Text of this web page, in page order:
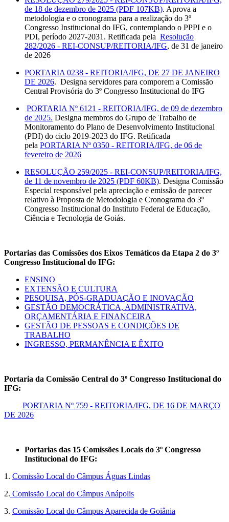
de 18 de dezembro de 2025 (PDF 107KB). Aprova a
metodologia e o cronograma para a realização do 3º
Congresso Institucional do IFG, contemplando o PPPI e o
PDI, período 2027-2031. Retificada pela Resolução
282/2026 - REI-CONSUP/REITORIA/IFG, de 31 de janeiro
de 2026
PORTARIA 0238 - REITORIA/IFG, DE 27 DE JANEIRO
DE 2026. Designa servidores para comporem a Comissão
Central Provisória do 3º Congresso Institucional do IFG
PORTARIA Nº 6121 - REITORIA/IFG, de 09 de dezembro
de 2025. Designa membros do Grupo de Trabalho de
Monitoramento do Plano de Desenvolvimento Institucional
(PDI) do ciclo 2019-2023 do IFG. Retificada
pela PORTARIA Nº 0350 - REITORIA/IFG, de 06 de
fevereiro de 2026
RESOLUÇÃO 259/2025 - REI-CONSUP/REITORIA/IFG,
de 11 de novembro de 2025 (PDF 60KB). Designa Comissão
Especial responsável pela apreciação e emissão de parecer
relativo à Proposta de Metodologia e Cronograma do 3º
Congresso Institucional do Instituto Federal de Educação,
Ciência e Tecnologia de Goiás.
Portarias das Comissões dos Eixos Temáticos da Etapa 2 do 3º
Congresso Institucional do IFG:
ENSINO
EXTENSÃO E CULTURA
PESQUISA, PÓS-GRADUAÇÃO E INOVAÇÃO
GESTÃO DEMOCRÁTICA, ADMINISTRATIVA,
ORÇAMENTÁRIA E FINANCEIRA
GESTÃO DE PESSOAS E CONDIÇÕES DE
TRABALHO
INGRESSO, PERMANÊNCIA E ÊXITO
Portaria da Comissão Central do 3º Congresso Institucional do
IFG:
PORTARIA Nº 759 - REITORIA/IFG, DE 16 DE MARÇO
DE 2026
Portarias das 15 Comissões Locais do 3º Congresso
Institucional do IFG:
1. Comissão Local do Câmpus Águas Lindas
2. Comissão Local do Câmpus Anápolis
3. Comissão Local do Câmpus Aparecida de Goiânia